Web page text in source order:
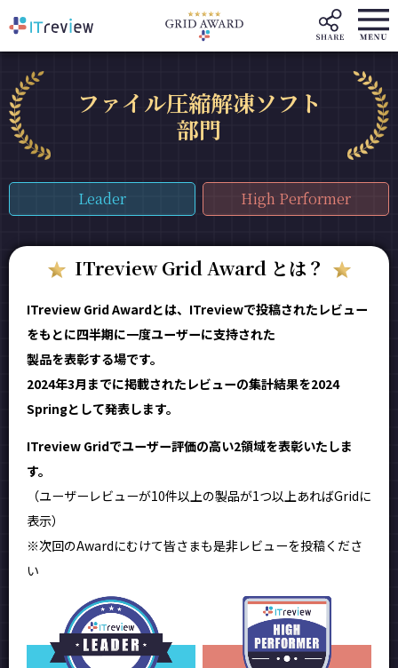
ファイル圧縮解凍ソフト
部門
Leader High Performer
ITreview Grid Award とは？
ITreview Grid Awardとは、ITreviewで投稿されたレビュー
をもとに四半期に一度ユーザーに支持された
製品を表彰する場です。
2024年3月までに掲載されたレビューの集計結果を2024
Springとして発表します。
ITreview Gridでユーザー評価の高い2領域を表彰いたしま
す。
（ユーザーレビューが10件以上の製品が1つ以上あればGridに
表示）
※次回のAwardにむけて皆さまも是非レビューを投稿くださ
い